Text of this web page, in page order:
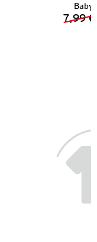
Baby
7,99 €